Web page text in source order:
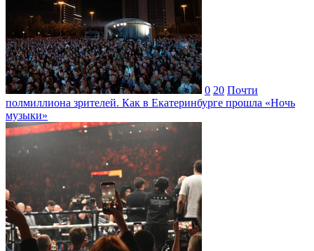
0 20 Почти
полмиллиона зрителей. Как в Екатеринбурге прошла «Ночь
музыки»